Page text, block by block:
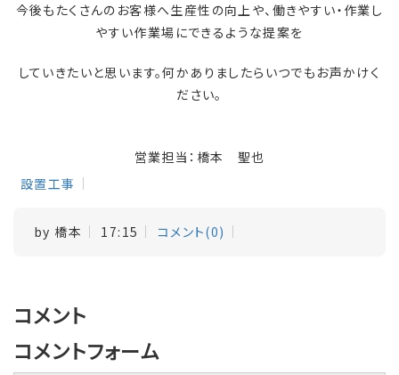
今後もたくさんのお客様へ生産性の向上や、働きやすい・作業し
やすい作業場にできるような提案を
していきたいと思います。何かありましたらいつでもお声かけく
ださい。
営業担当：橋本 聖也
設置工事
by 橋本 17:15 コメント(0)
コメント
コメントフォーム